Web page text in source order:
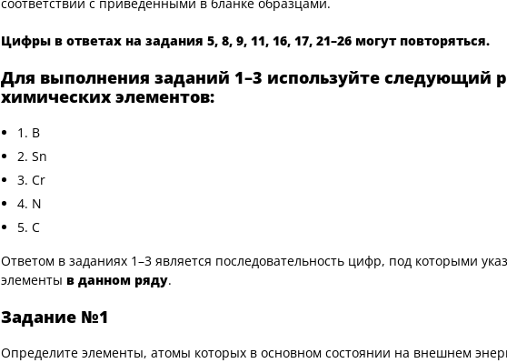
Цифры в ответах на задания 5, 8, 9, 11, 16, 17, 21–26 могут повторяться.
Для выполнения заданий 1–3 используйте следующий
химических элементов:
1. B
2. Sn
3. Cr
4. N
5. C
Ответом в заданиях 1–3 является последовательность цифр, под которыми
элементы в данном ряду.
Задание №1
Определите элементы, атомы которых в основном состоянии на внешнем